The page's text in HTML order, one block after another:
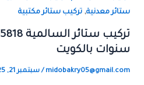
ستائر معدنية, تركيب ستائر مكتبية
سنوات بالكويت
midobakry05@gmail.com
/سبتمبر 21, 2025